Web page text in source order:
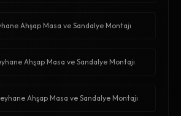
Ahşap Masa ve Sandalye Montajı
Ahşap Masa ve Sandalye Montajı
Ahşap Masa ve Sandalye Montajı